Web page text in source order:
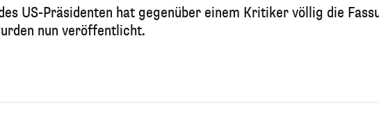
US-Präsidenten hat gegenüber einem Kritiker völlig die
nun veröffentlicht.